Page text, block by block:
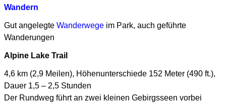
Wandern
Gut angelegte Wanderwege im Park, auch geführte
Wanderungen
Alpine Lake Trail
4,6 km (2,9 Meilen), Höhenunterschiede 152 Meter (490 ft.),
Dauer 1,5 – 2,5 Stunden
Der Rundweg führt an zwei kleinen Gebirgsseen vorbei